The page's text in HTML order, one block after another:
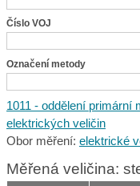
Číslo VOJ
Označení metody
1011 - oddělení primární
elektrických veličin
Obor měření: elektrické
Měřená veličina: